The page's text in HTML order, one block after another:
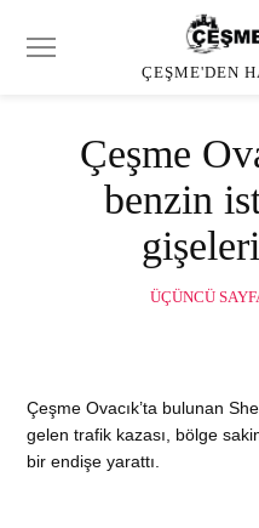
ÇEŞME'DEN
Çeşme
benzin
ÜÇÜNCÜ
Çeşme Ovacık’ta bulunan
gelen trafik kazası, bölge
bir endişe yarattı.